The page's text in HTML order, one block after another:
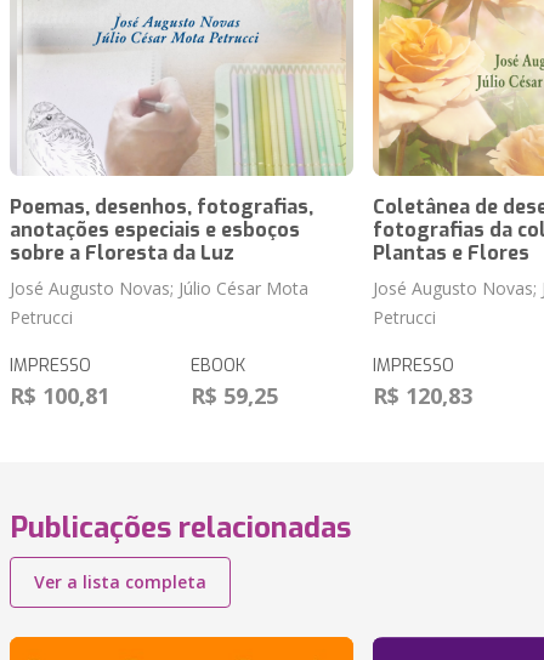
Poemas, desenhos, fotografias,
anotações especiais e esboços
sobre a Floresta da Luz
José Augusto Novas; Júlio César Mota
Petrucci
IMPRESSO
R$ 100,81
EBOOK
R$ 59,25
Coletânea de
fotografias da
Plantas e Flores
José Augusto
Petrucci
IMPRESSO
R$ 120,83
Publicações relacionadas
Ver a lista completa